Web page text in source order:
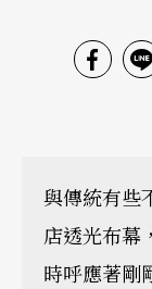
與傳統有些
店透光布
時呼應著剛